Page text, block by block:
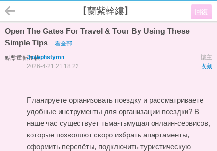
回復
【蘭紫幹縷】
Open The Gates For Travel & Tour By Using These
Simple Tips
看全部
點擊重新加載 樓主
Josephstymn
收藏
2026-4-21 21:18:22
Планируете организовать поездку и рассматриваете
удобные инструменты для организации поездки? В
наше час существует тьма-тьмущая онлайн-сервисов,
которые позволяют скоро избрать апартаменты,
оформить перелёты, подключить туристическую